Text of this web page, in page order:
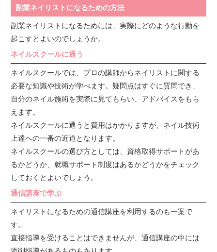
副業ネイリストになるための方法
副業ネイリストになるためには、実際にどのような行動を
起こすとよいのでしょうか。
ネイルスクールに通う
ネイルスクールでは、プロの講師からネイリストに関する
必要な知識や技術が学べます。疑問点はすぐに質問でき、
自分のネイル施術を実際に見てもらい、アドバイスをもら
えます。
ネイルスクールに通うと費用はかかりますが、ネイル技術
上達への一番の近道となります。
ネイルスクールの選び方としては、資格取得サポートがあ
るかどうか、就職サポート制度はあるかどうかをチェック
しておくとよいでしょう。
通信講座で学ぶ
ネイリストになるための通信講座を利用するのも一案で
す。
直接指導を受けることはできませんが、通信講座の中には